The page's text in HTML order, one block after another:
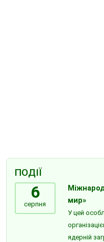
ПОДІЇ
6
серпня
мир»
У цей
ядерній